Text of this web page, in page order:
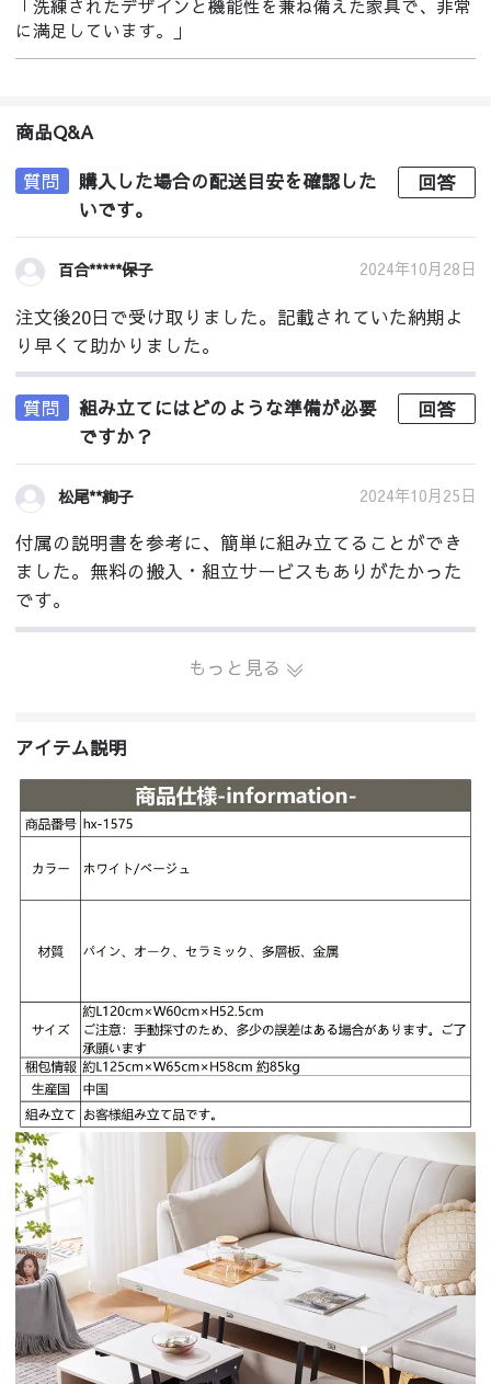
「洗練されたデザインと機能性を兼ね備えた家具で、非常
に満足しています。」
商品Q&A
質問
購入した場合の配送目安を確認した
いです。
回答
百合*****保子 2024年10月28日
注文後20日で受け取りました。記載されていた納期よ
り早くて助かりました。
質問
組み立てにはどのような準備が必要
ですか？
回答
松尾**絢子 2024年10月25日
付属の説明書を参考に、簡単に組み立てることができ
ました。無料の搬入・組立サービスもありがたかった
です。
もっと見る
アイテム説明